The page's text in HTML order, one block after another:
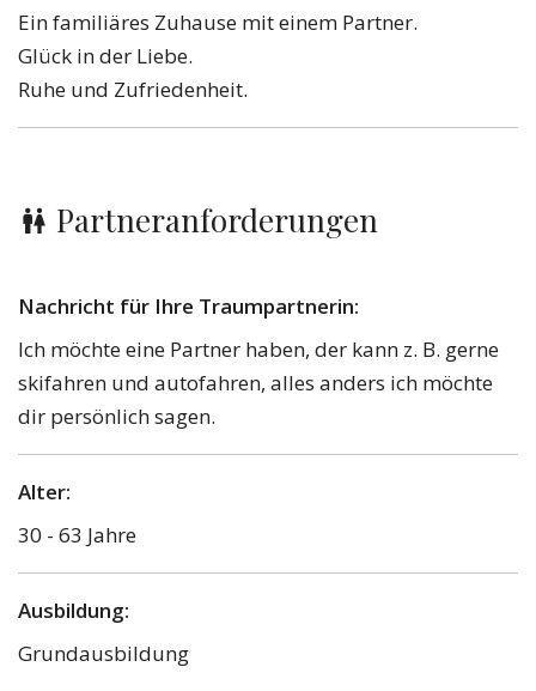
Ein familiäres Zuhause mit einem Partner.
Glück in der Liebe.
Ruhe und Zufriedenheit.
Partneranforderungen
Nachricht für Ihre Traumpartnerin:
Ich möchte eine Partner haben, der kann z. B. gerne
skifahren und autofahren, alles anders ich möchte
dir persönlich sagen.
Alter:
30 - 63 Jahre
Ausbildung:
Grundausbildung